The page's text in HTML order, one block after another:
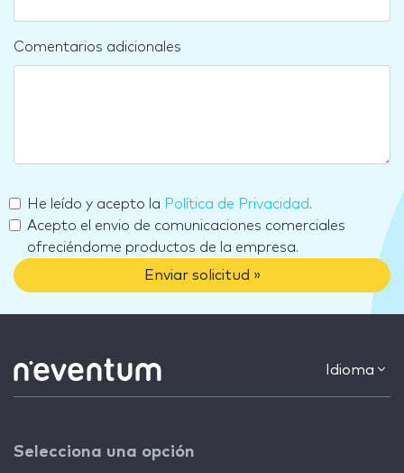
Comentarios adicionales
He leído y acepto la Política de Privacidad.
Acepto el envio de comunicaciones comerciales
ofreciéndome productos de la empresa.
Enviar solicitud »
Idioma
Selecciona una opción